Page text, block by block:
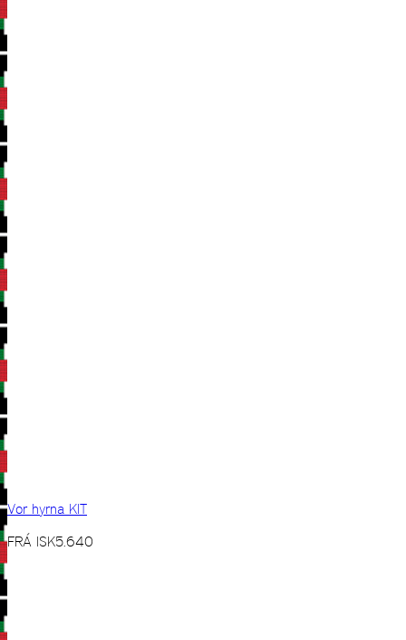
Vor hyrna KIT
FRÁ ISK5.640